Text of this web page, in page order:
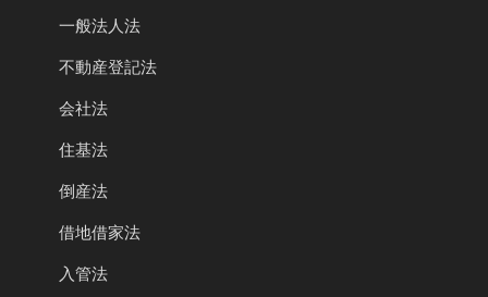
一般法人法
不動産登記法
会社法
住基法
倒産法
借地借家法
入管法